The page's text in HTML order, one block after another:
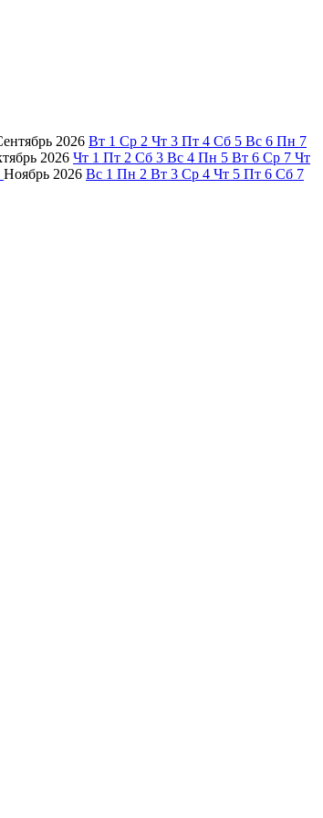
2026 Вт 1 Ср 2 Чт 3 Пт 4 Сб 5 Вс 6 Пн 7
2026 Чт 1 Пт 2 Сб 3 Вс 4 Пн 5 Вт 6 Ср 7 Чт
Ноябрь 2026 Вс 1 Пн 2 Вт 3 Ср 4 Чт 5 Пт 6 Сб 7